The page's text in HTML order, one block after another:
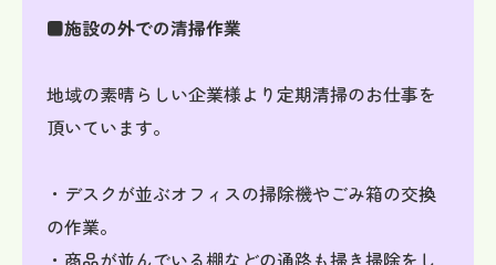
■施設の外での清掃作業
地域の素晴らしい企業様より定期清掃のお仕事を
頂いています。
・デスクが並ぶオフィスの掃除機やごみ箱の交換
の作業。
・商品が並んでいる棚などの通路も掃き掃除をし